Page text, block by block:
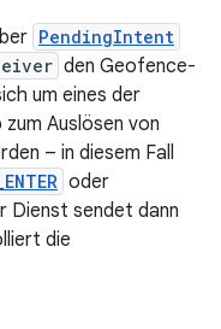
PendingIntent
den Geofence-
um eines der
Auslösen von
– in diesem Fall
oder
Dienst sendet dann
die